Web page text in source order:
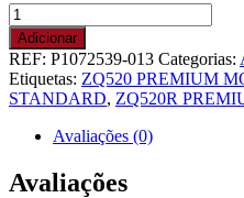
Quantidade
de
KIT,
Acc,
Connector
Door,
ZQ520,
15
Adicionar
REF: P1072539-013 Categorias:
Etiquetas: ZQ520 PREMIUM
STANDARD, ZQ520R
Avaliações (0)
Avaliações